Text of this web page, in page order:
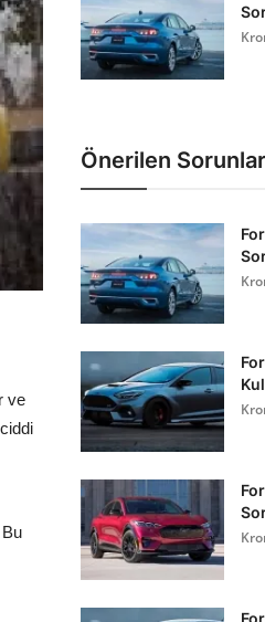
ve
Önerilen Sorunlar